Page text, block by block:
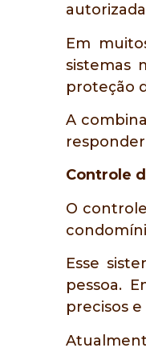
Em
sistemas
proteção
A
Controle
O
Esse
pessoa.
precisos